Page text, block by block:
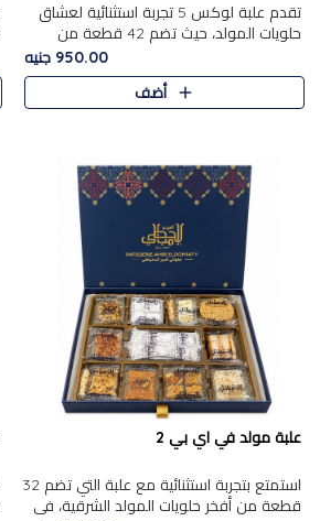
تقدم علبة لوكس 5 تجربة استثنائية لعشاق
حلويات المولد، حيث تضم 42 قطعة من
تشكيلة فاخرة تجمع بين أشهر الأصناف
التقليدية وأصناف مميزة مختارة بع..
950.00 جنيه
أضف
علبة مولد في اي بي 2
استمتع بتجربة استثنائية مع علبة التي تضم 32
قطعة من أفخر حلويات المولد الشرقية، في